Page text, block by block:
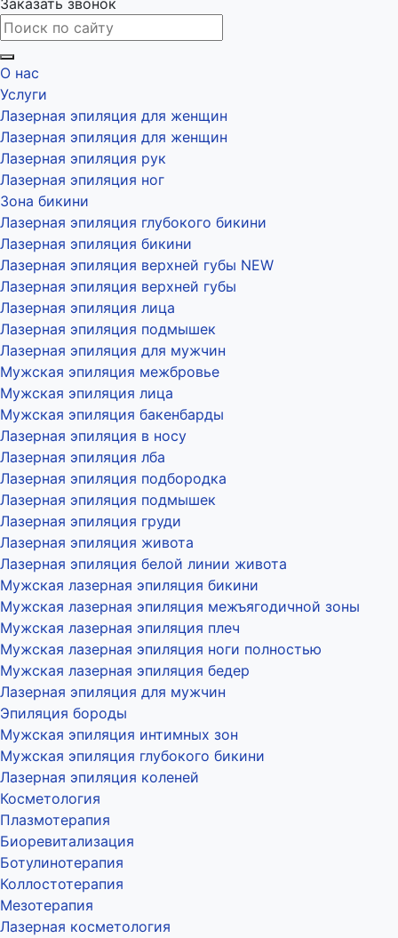
Заказать звонок
О нас
Услуги
Лазерная эпиляция для женщин
Лазерная эпиляция для женщин
Лазерная эпиляция рук
Лазерная эпиляция ног
Зона бикини
Лазерная эпиляция глубокого бикини
Лазерная эпиляция бикини
Лазерная эпиляция верхней губы NEW
Лазерная эпиляция верхней губы
Лазерная эпиляция лица
Лазерная эпиляция подмышек
Лазерная эпиляция для мужчин
Мужская эпиляция межбровье
Мужская эпиляция лица
Мужская эпиляция бакенбарды
Лазерная эпиляция в носу
Лазерная эпиляция лба
Лазерная эпиляция подбородка
Лазерная эпиляция подмышек
Лазерная эпиляция груди
Лазерная эпиляция живота
Лазерная эпиляция белой линии живота
Мужская лазерная эпиляция бикини
Мужская лазерная эпиляция межъягодичной зоны
Мужская лазерная эпиляция плеч
Мужская лазерная эпиляция ноги полностью
Мужская лазерная эпиляция бедер
Лазерная эпиляция для мужчин
Эпиляция бороды
Мужская эпиляция интимных зон
Мужская эпиляция глубокого бикини
Лазерная эпиляция коленей
Косметология
Плазмотерапия
Биоревитализация
Ботулинотерапия
Коллостотерапия
Мезотерапия
Лазерная косметология